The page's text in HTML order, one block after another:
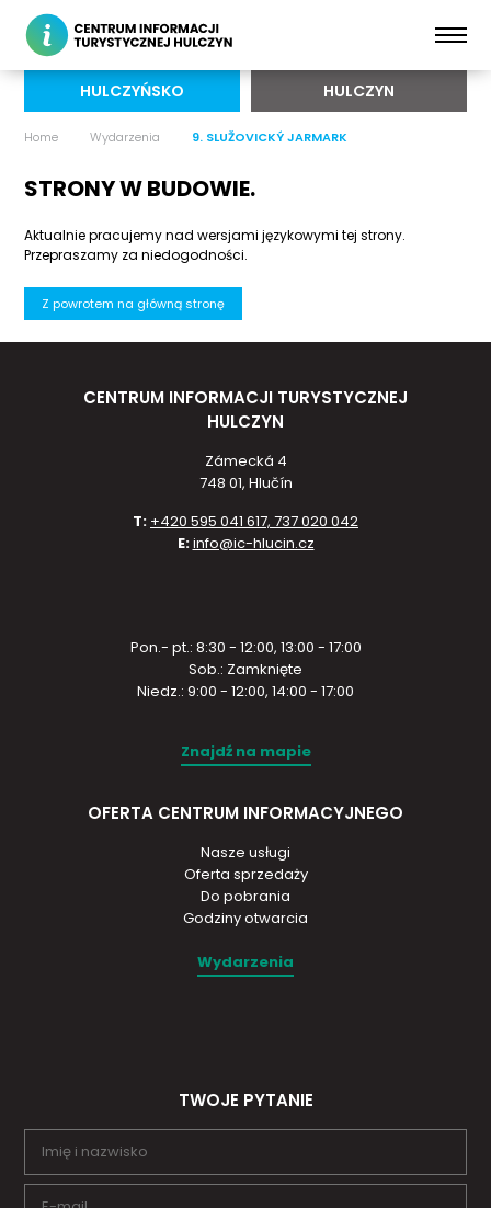
HULCZYŃSKO HULCZYN
Home Wydarzenia 9. SLUŽOVICKÝ JARMARK
STRONY W BUDOWIE.
Aktualnie pracujemy nad wersjami językowymi tej strony.
Przepraszamy za niedogodności.
Z powrotem na główną stronę
CENTRUM INFORMACJI TURYSTYCZNEJ
HULCZYN
Zámecká 4
748 01, Hlučín
T: +420 595 041 617, 737 020 042
E:info@ic-hlucin.cz
Pon.- pt.: 8:30 - 12:00, 13:00 - 17:00
Sob.: Zamknięte
Niedz.: 9:00 - 12:00, 14:00 - 17:00
Znajdź na mapie
OFERTA CENTRUM INFORMACYJNEGO
Nasze usługi
Oferta sprzedaży
Do pobrania
Godziny otwarcia
Wydarzenia
TWOJE PYTANIE